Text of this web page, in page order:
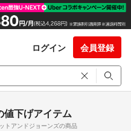
ログイン 会員登録
下げアイテム
トアンドジョーンズの商品